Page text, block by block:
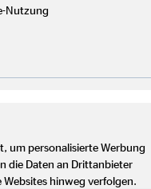
Nutzung
um personalisierte Werbung
die Daten an Drittanbieter
hinweg verfolgen.